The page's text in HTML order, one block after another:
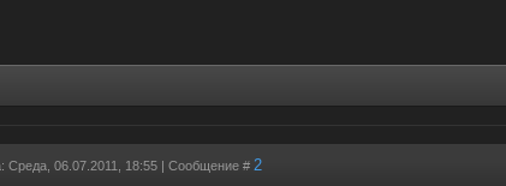
Среда, 06.07.2011, 18:55 | Сообщение # 2